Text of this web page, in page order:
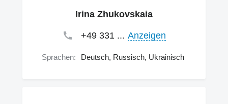
Irina Zhukovskaia
+49 331 ... Anzeigen
Sprachen: Deutsch, Russisch, Ukrainisch